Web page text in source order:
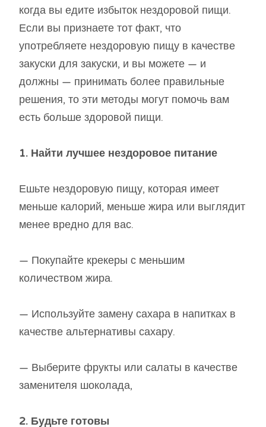
когда вы едите избыток нездоровой пищи.
Если вы признаете тот факт, что
употребляете нездоровую пищу в качестве
закуски для закуски, и вы можете — и
должны — принимать более правильные
решения, то эти методы могут помочь вам
есть больше здоровой пищи.
1. Найти лучшее нездоровое питание
Ешьте нездоровую пищу, которая имеет
меньше калорий, меньше жира или выглядит
менее вредно для вас.
— Покупайте крекеры с меньшим
количеством жира.
— Используйте замену сахара в напитках в
качестве альтернативы сахару.
— Выберите фрукты или салаты в качестве
заменителя шоколада,
2. Будьте готовы